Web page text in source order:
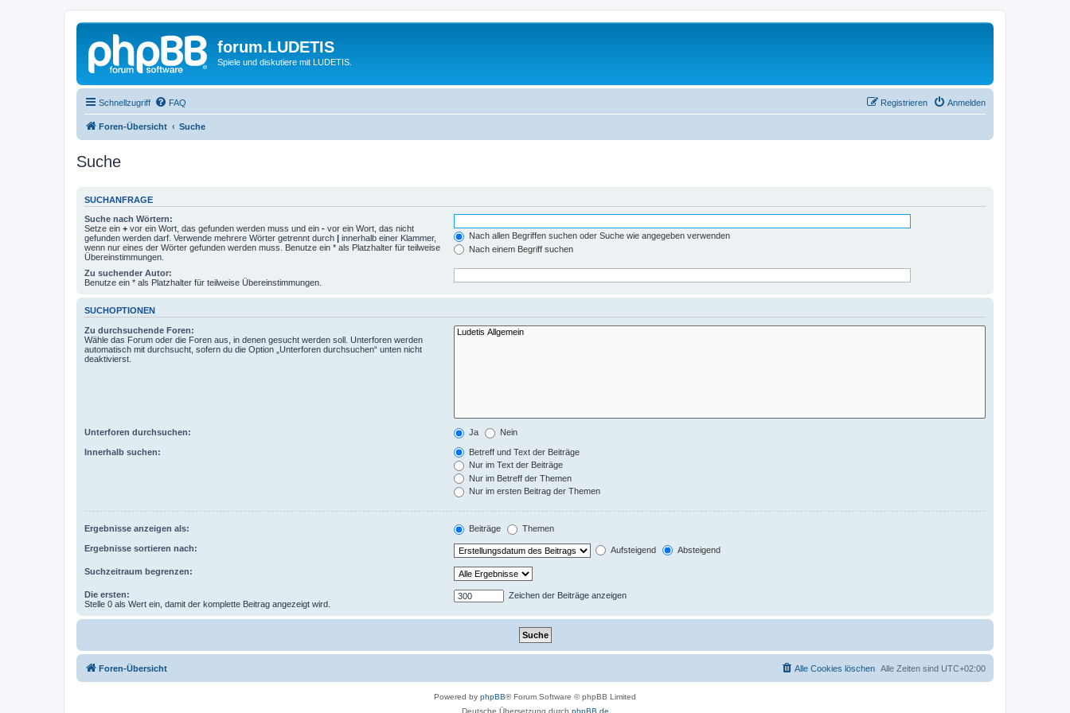
forum.LUDETIS
Spiele und diskutiere mit LUDETIS.
Schnellzugriff FAQ Anmelden
Registrieren
Foren-Übersicht Suche
Suche
SUCHANFRAGE
Suche nach Wörtern:
Setze ein + vor ein Wort, das gefunden werden muss und ein - vor ein Wort, das nicht
gefunden werden darf. Verwende mehrere Wörter getrennt durch | innerhalb einer Klammer,
wenn nur eines der Wörter gefunden werden muss. Benutze ein * als Platzhalter für teilweise
Übereinstimmungen.
Nach allen Begriffen suchen oder Suche wie angegeben verwenden
Nach einem Begriff suchen
Zu suchender Autor:
Benutze ein * als Platzhalter für teilweise Übereinstimmungen.
SUCHOPTIONEN
Zu durchsuchende Foren:
Wähle das Forum oder die Foren aus, in denen gesucht werden soll. Unterforen werden
automatisch mit durchsucht, sofern du die Option „Unterforen durchsuchen“ unten nicht
deaktivierst.
Unterforen durchsuchen: Ja Nein
Innerhalb suchen:
Betreff und Text der Beiträge
Nur im Text der Beiträge
Nur im Betreff der Themen
Nur im ersten Beitrag der Themen
Ergebnisse anzeigen als: Beiträge Themen
Ergebnisse sortieren nach: Aufsteigend Absteigend
Suchzeitraum begrenzen:
Die ersten:
Stelle 0 als Wert ein, damit der komplette Beitrag angezeigt wird.
Zeichen der Beiträge anzeigen
Foren-Übersicht Alle Zeiten sind UTC+02:00
Alle Cookies löschen
Powered by phpBB® Forum Software © phpBB Limited
Deutsche Übersetzung durch phpBB.de